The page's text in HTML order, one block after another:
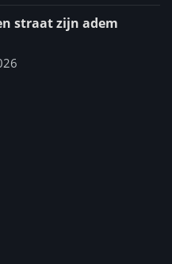
straat zijn adem